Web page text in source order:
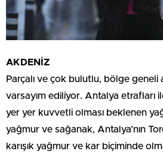
AKDENİZ
Parçalı ve çok bulutlu, bölge geneli
varsayım ediliyor. Antalya etrafları
yer yer kuvvetli olması beklenen
yağmur ve sağanak, Antalya’nın
karışık yağmur ve kar biçiminde